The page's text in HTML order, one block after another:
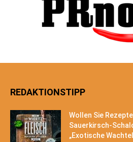
REDAKTIONSTIPP
Wollen Sie
Sauerkirsch-
„Exotische